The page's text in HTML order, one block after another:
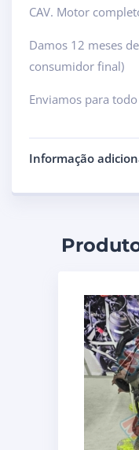
CAV. Motor
Damos 12 meses
consumidor final)
Enviamos para
Informação